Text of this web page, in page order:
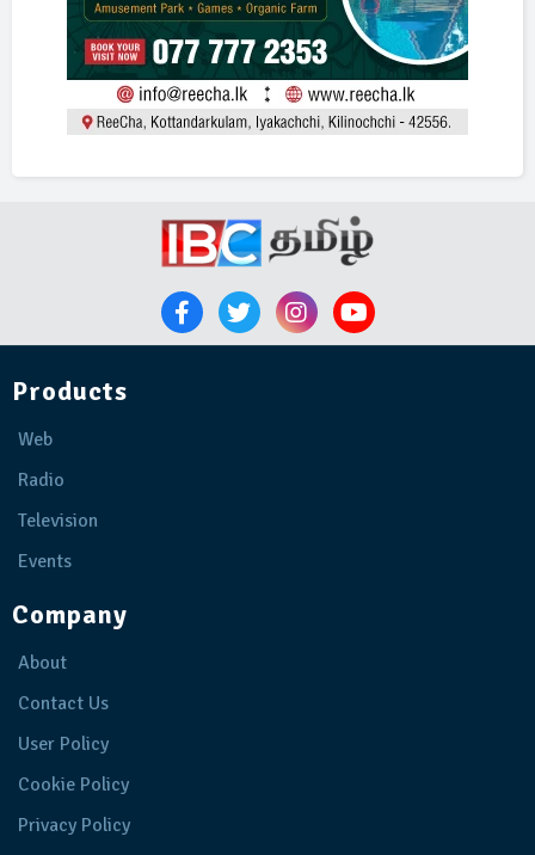
Products
Web
Radio
Television
Events
Company
About
Contact Us
User Policy
Cookie Policy
Privacy Policy